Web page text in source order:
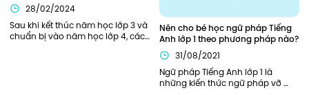
28/02/2024
Sau khi kết thúc năm học lớp 3 và
chuẩn bị vào năm học lớp 4, các
Nên cho bé học ngữ pháp Tiếng
Anh lớp 1 theo phương pháp nào?
31/08/2021
Ngữ pháp Tiếng Anh lớp 1 là
những kiến thức ngữ pháp vỡ